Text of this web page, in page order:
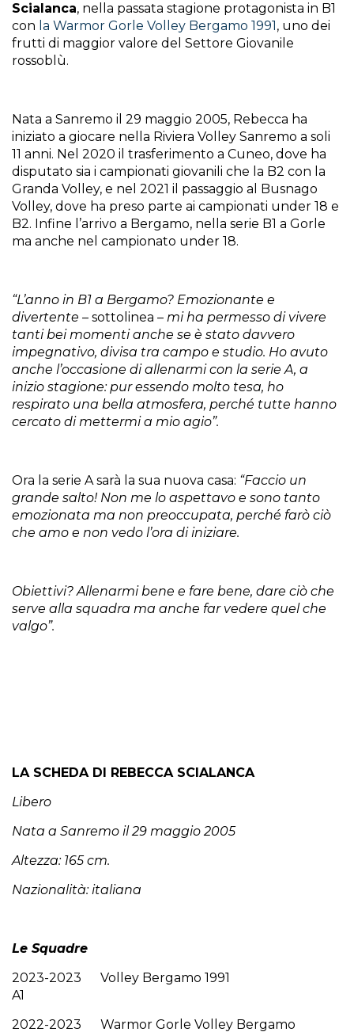
Scialanca, nella passata stagione protagonista in B1
con la Warmor Gorle Volley Bergamo 1991, uno dei
frutti di maggior valore del Settore Giovanile
rossoblù.
Nata a Sanremo il 29 maggio 2005, Rebecca ha
iniziato a giocare nella Riviera Volley Sanremo a soli
11 anni. Nel 2020 il trasferimento a Cuneo, dove ha
disputato sia i campionati giovanili che la B2 con la
Granda Volley, e nel 2021 il passaggio al Busnago
Volley, dove ha preso parte ai campionati under 18 e
B2. Infine l’arrivo a Bergamo, nella serie B1 a Gorle
ma anche nel campionato under 18.
“L’anno in B1 a Bergamo? Emozionante e
divertente – sottolinea – mi ha permesso di vivere
tanti bei momenti anche se è stato davvero
impegnativo, divisa tra campo e studio. Ho avuto
anche l’occasione di allenarmi con la serie A, a
inizio stagione: pur essendo molto tesa, ho
respirato una bella atmosfera, perché tutte hanno
cercato di mettermi a mio agio”.
Ora la serie A sarà la sua nuova casa: “Faccio un
grande salto! Non me lo aspettavo e sono tanto
emozionata ma non preoccupata, perché farò ciò
che amo e non vedo l’ora di iniziare.
Obiettivi? Allenarmi bene e fare bene, dare ciò che
serve alla squadra ma anche far vedere quel che
valgo”.
LA SCHEDA DI REBECCA SCIALANCA
Libero
Nata a Sanremo il 29 maggio 2005
Altezza: 165 cm.
Nazionalità: italiana
Le Squadre
2023-2023 Volley Bergamo 1991
A1
2022-2023 Warmor Gorle Volley Bergamo